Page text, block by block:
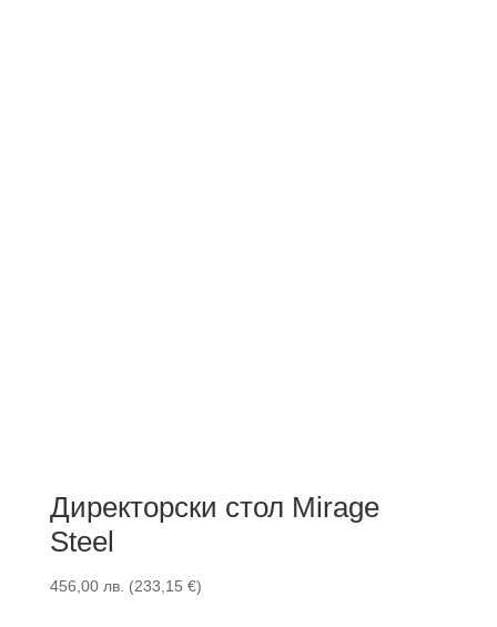
Директорски стол Mirage
Steel
456,00 лв. (233,15 €)